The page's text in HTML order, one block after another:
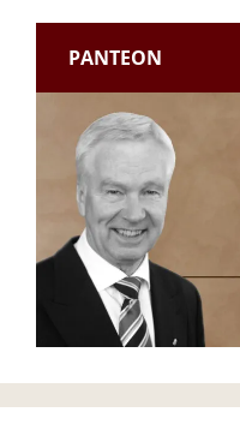
PANTEON